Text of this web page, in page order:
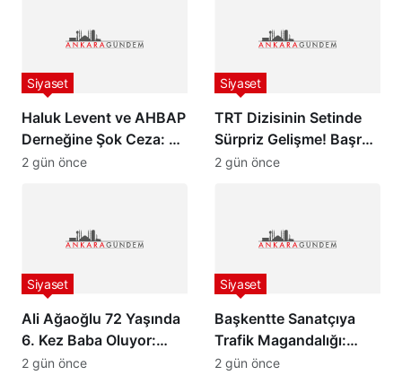
Haluk Levent ve AHBAP
Derneğine Şok Ceza: 70
Milyon TL İdari Para
Siyaset
2 gün önce
TRT Dizisinin Setinde
Sürpriz Gelişme! Başrol
Oyuncusu Gözaltına
Siyaset
2 gün önce
Ali Ağaoğlu 72 Yaşında
6. Kez Baba Oluyor:
Sevgilisine Dudak
Siyaset
2 gün önce
Başkentte Sanatçıya
Trafik Magandalığı:
İsmail Altunsaray ile
Siyaset
2 gün önce